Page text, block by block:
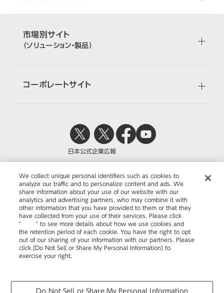
市場別サイト
（ソリューション・製品）
コーポレートサイト
株式会社オカムラ
ウェブサイトのご利用について
プライバシーポリシー
COPYRIGHT © OKAMURA CORPORATION. ALL RIGHTS RESERVED.
日本公式企業広報
We collect unique personal identifiers such as cookies to
analyze our traffic and to personalize content and ads. We
share information about your use of our website with our
analytics and advertising partners, who may combine it with
other information that you have provided to them or that they
have collected from your use of their services. Please click
"
here" to see more details about how we use cookies and
the retention period of each cookie. You have the right to opt
out of our sharing of your information with our partners. Please
click [Do Not Sell or Share My Personal Information] to
exercise your right.
Do Not Sell or Share My Personal Information